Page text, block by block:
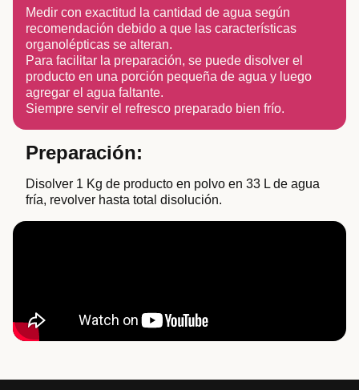
Medir con exactitud la cantidad de agua según
recomendación debido a que las características
organolépticas se alteran.
Para facilitar la preparación, se puede disolver el
producto en una porción pequeña de agua y luego
agregar el agua faltante.
Siempre servir el refresco preparado bien frío.
Preparación:
Disolver 1 Kg de producto en polvo en 33 L de agua
fría, revolver hasta total disolución.